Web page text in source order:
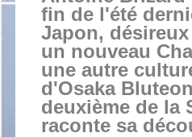
fin de l'été
Japon,
un nouveau
une autre
d'Osaka
deuxième de la
raconte sa